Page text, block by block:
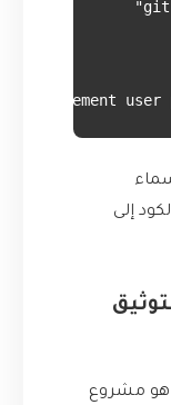
implement user
إلى
هو مشروع